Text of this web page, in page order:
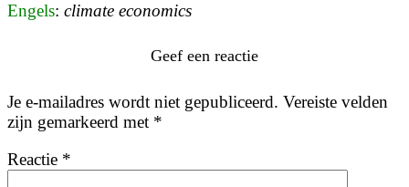
Engels: climate economics
Geef een reactie
Je e-mailadres wordt niet gepubliceerd. Vereiste velden
zijn gemarkeerd met *
Reactie *